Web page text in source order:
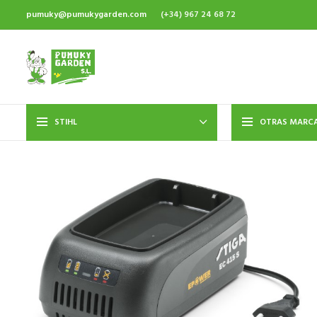
pumuky@pumukygarden.com (+34) 967 24 68 72
STIHL OTRAS